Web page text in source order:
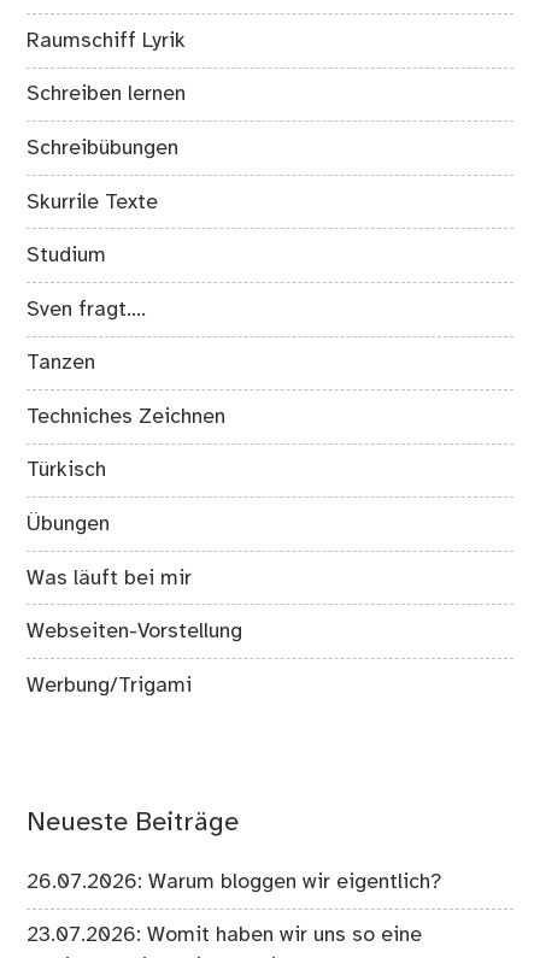
Raumschiff Lyrik
Schreiben lernen
Schreibübungen
Skurrile Texte
Studium
Sven fragt….
Tanzen
Techniches Zeichnen
Türkisch
Übungen
Was läuft bei mir
Webseiten-Vorstellung
Werbung/Trigami
Neueste Beiträge
26.07.2026: Warum bloggen wir eigentlich?
23.07.2026: Womit haben wir uns so eine